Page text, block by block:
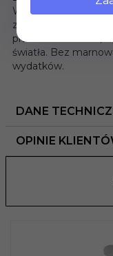
W tej lampie
zamiast modułów
przestanie świecić,
światła. Bez
wydatków.
DANE
OPINIE